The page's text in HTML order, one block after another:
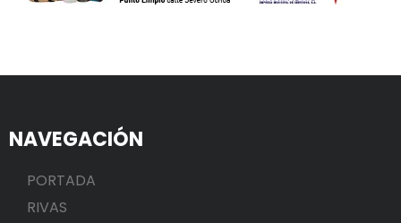
NAVEGACIÓN
PORTADA
RIVAS